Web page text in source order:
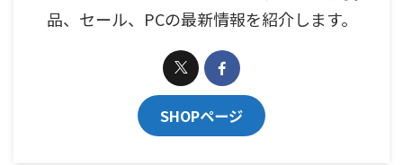
品、セール、PCの最新情報を紹介します。
SHOPページ